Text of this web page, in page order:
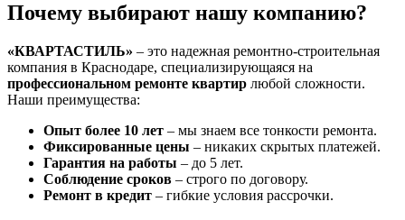
Почему выбирают нашу компанию?
«КВАРТАСТИЛЬ» – это надежная ремонтно-строительная
компания в Краснодаре, специализирующаяся на
профессиональном ремонте квартир любой сложности.
Наши преимущества:
Опыт более 10 лет – мы знаем все тонкости ремонта.
Фиксированные цены – никаких скрытых платежей.
Гарантия на работы – до 5 лет.
Соблюдение сроков – строго по договору.
Ремонт в кредит – гибкие условия рассрочки.